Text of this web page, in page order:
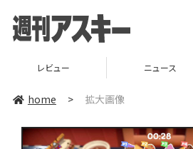
レビュー ニュース
home > 拡大画像